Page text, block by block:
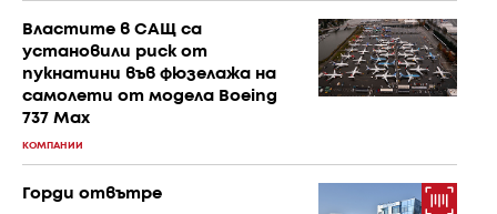
Властите в САЩ са
установили риск от
пукнатини във фюзелажа на
самолети от модела Boeing
737 Max
КОМПАНИИ
Горди отвътре